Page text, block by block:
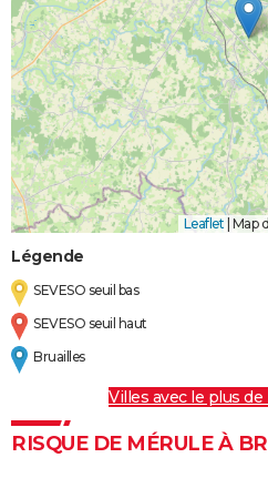
Leaflet | Map
Légende
SEVESO seuil bas
SEVESO seuil haut
Bruailles
Villes avec le plus
RISQUE DE MÉRULE À